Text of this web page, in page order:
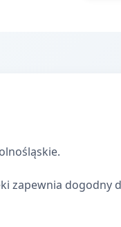
zapewnia